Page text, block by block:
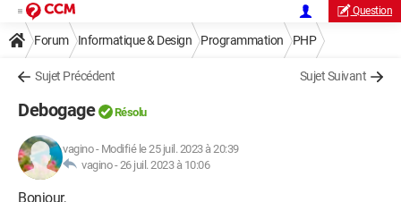
Question
Forum Informatique & Design Programmation PHP
Sujet Précédent Sujet Suivant
Debogage Résolu
vagino- Modifié le 25 juil. 2023 à 20:39
vagino -26 juil. 2023 à 10:06
Bonjour,